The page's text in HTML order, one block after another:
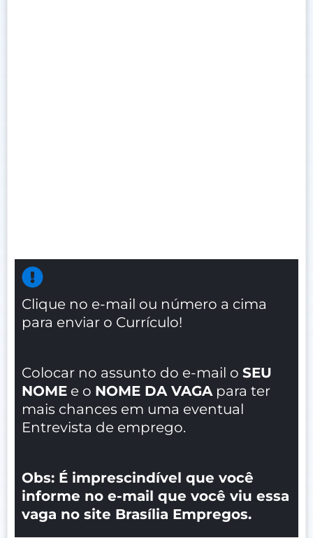
Clique no e-mail ou número a cima
para enviar o Currículo!
Colocar no assunto do e-mail o SEU
NOME e o NOME DA VAGA para ter
mais chances em uma eventual
Entrevista de emprego.
Obs: É imprescindível que você
informe no e-mail que você viu essa
vaga no site Brasília Empregos.